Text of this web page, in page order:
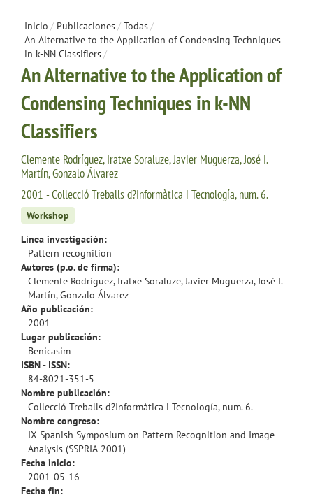
Inicio / Publicaciones/ Todas/
An Alternative to the Application of Condensing Techniques
in k-NN Classifiers/
An Alternative to the Application of
Condensing Techniques in k-NN
Classifiers
Clemente Rodríguez, Iratxe Soraluze, Javier Muguerza, José I.
Martín, Gonzalo Álvarez
2001 - Collecció Treballs d?Informàtica i Tecnología, num. 6.
Workshop
Línea investigación:
Pattern recognition
Autores (p.o. de firma):
Clemente Rodríguez, Iratxe Soraluze, Javier Muguerza, José I.
Martín, Gonzalo Álvarez
Año publicación:
2001
Lugar publicación:
Benicasim
ISBN - ISSN:
84-8021-351-5
Nombre publicación:
Collecció Treballs d?Informàtica i Tecnología, num. 6.
Nombre congreso:
IX Spanish Symposium on Pattern Recognition and Image
Analysis (SSPRIA-2001)
Fecha inicio:
2001-05-16
Fecha fin: